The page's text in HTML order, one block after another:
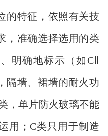
的特征，依照有关技
，准确选择选用的类
明确地标示（如CⅡ
隔墙、裙墙的耐火功
，单片防火玻璃不能
用；C类只用于制造